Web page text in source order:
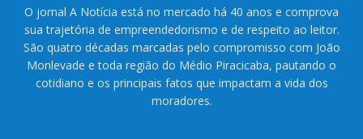
O jornal A Notícia está no mercado há 40 anos e comprova
sua trajetória de empreendedorismo e de respeito ao leitor.
São quatro décadas marcadas pelo compromisso com João
Monlevade e toda região do Médio Piracicaba, pautando o
cotidiano e os principais fatos que impactam a vida dos
moradores.